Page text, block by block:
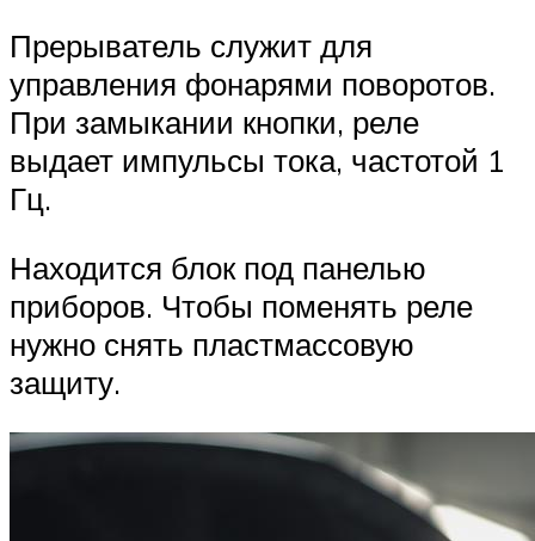
Прерыватель служит для
управления фонарями поворотов.
При замыкании кнопки, реле
выдает импульсы тока, частотой 1
Гц.
Находится блок под панелью
приборов. Чтобы поменять реле
нужно снять пластмассовую
защиту.